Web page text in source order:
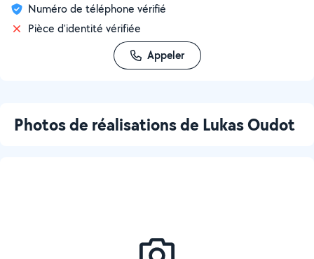
Numéro de téléphone vérifié
Pièce d'identité vérifiée
Appeler
Photos de réalisations de Lukas Oudot